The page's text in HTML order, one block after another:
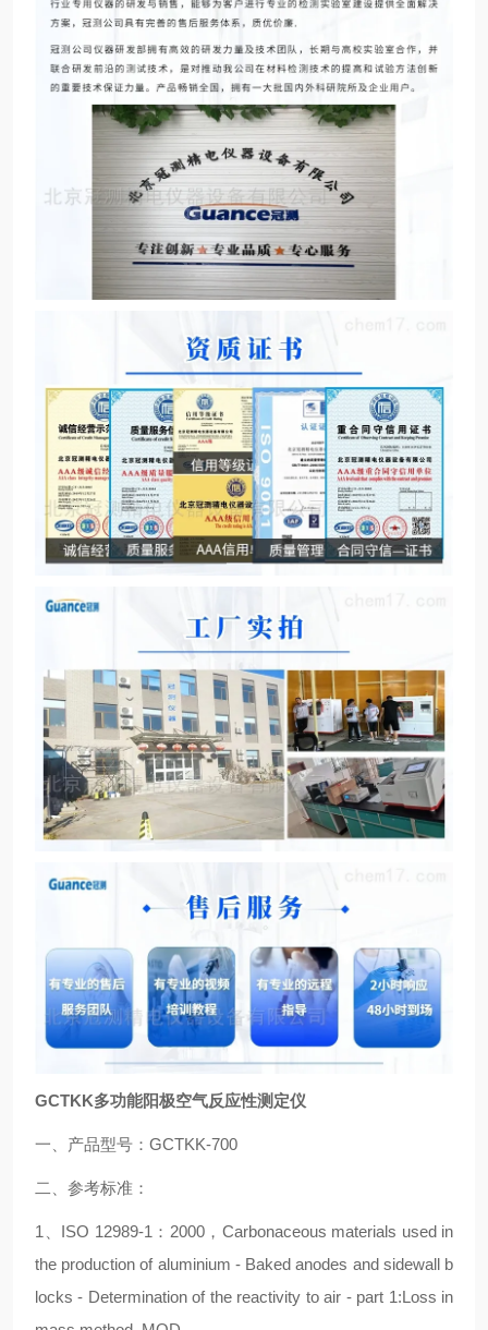
GCTKK多功能阳极空气反应性测定仪
一、产品型号：GCTKK-700
二、参考标准：
1、ISO 12989-1：2000，Carbonaceous materials used in
the production of aluminium - Baked anodes and sidewall b
locks - Determination of the reactivity to air - part 1:Loss in